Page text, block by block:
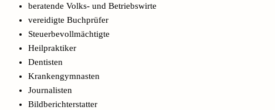
beratende Volks- und Betriebswirte
vereidigte Buchprüfer
Steuerbevollmächtigte
Heilpraktiker
Dentisten
Krankengymnasten
Journalisten
Bildberichterstatter